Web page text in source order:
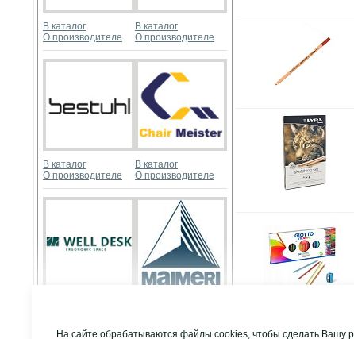
В каталог
О производителе
В каталог
О производителе
В каталог
О производителе
В каталог
О производителе
Развернуть
На сайте обрабатываются файлы cookies, чтобы сделать Вашу